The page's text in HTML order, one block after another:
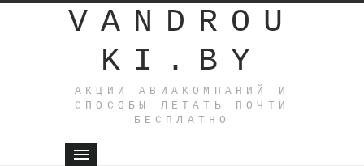
VANDROU
KI.BY
АКЦИИ АВИАКОМПАНИЙ И
СПОСОБЫ ЛЕТАТЬ ПОЧТИ
БЕСПЛАТНО